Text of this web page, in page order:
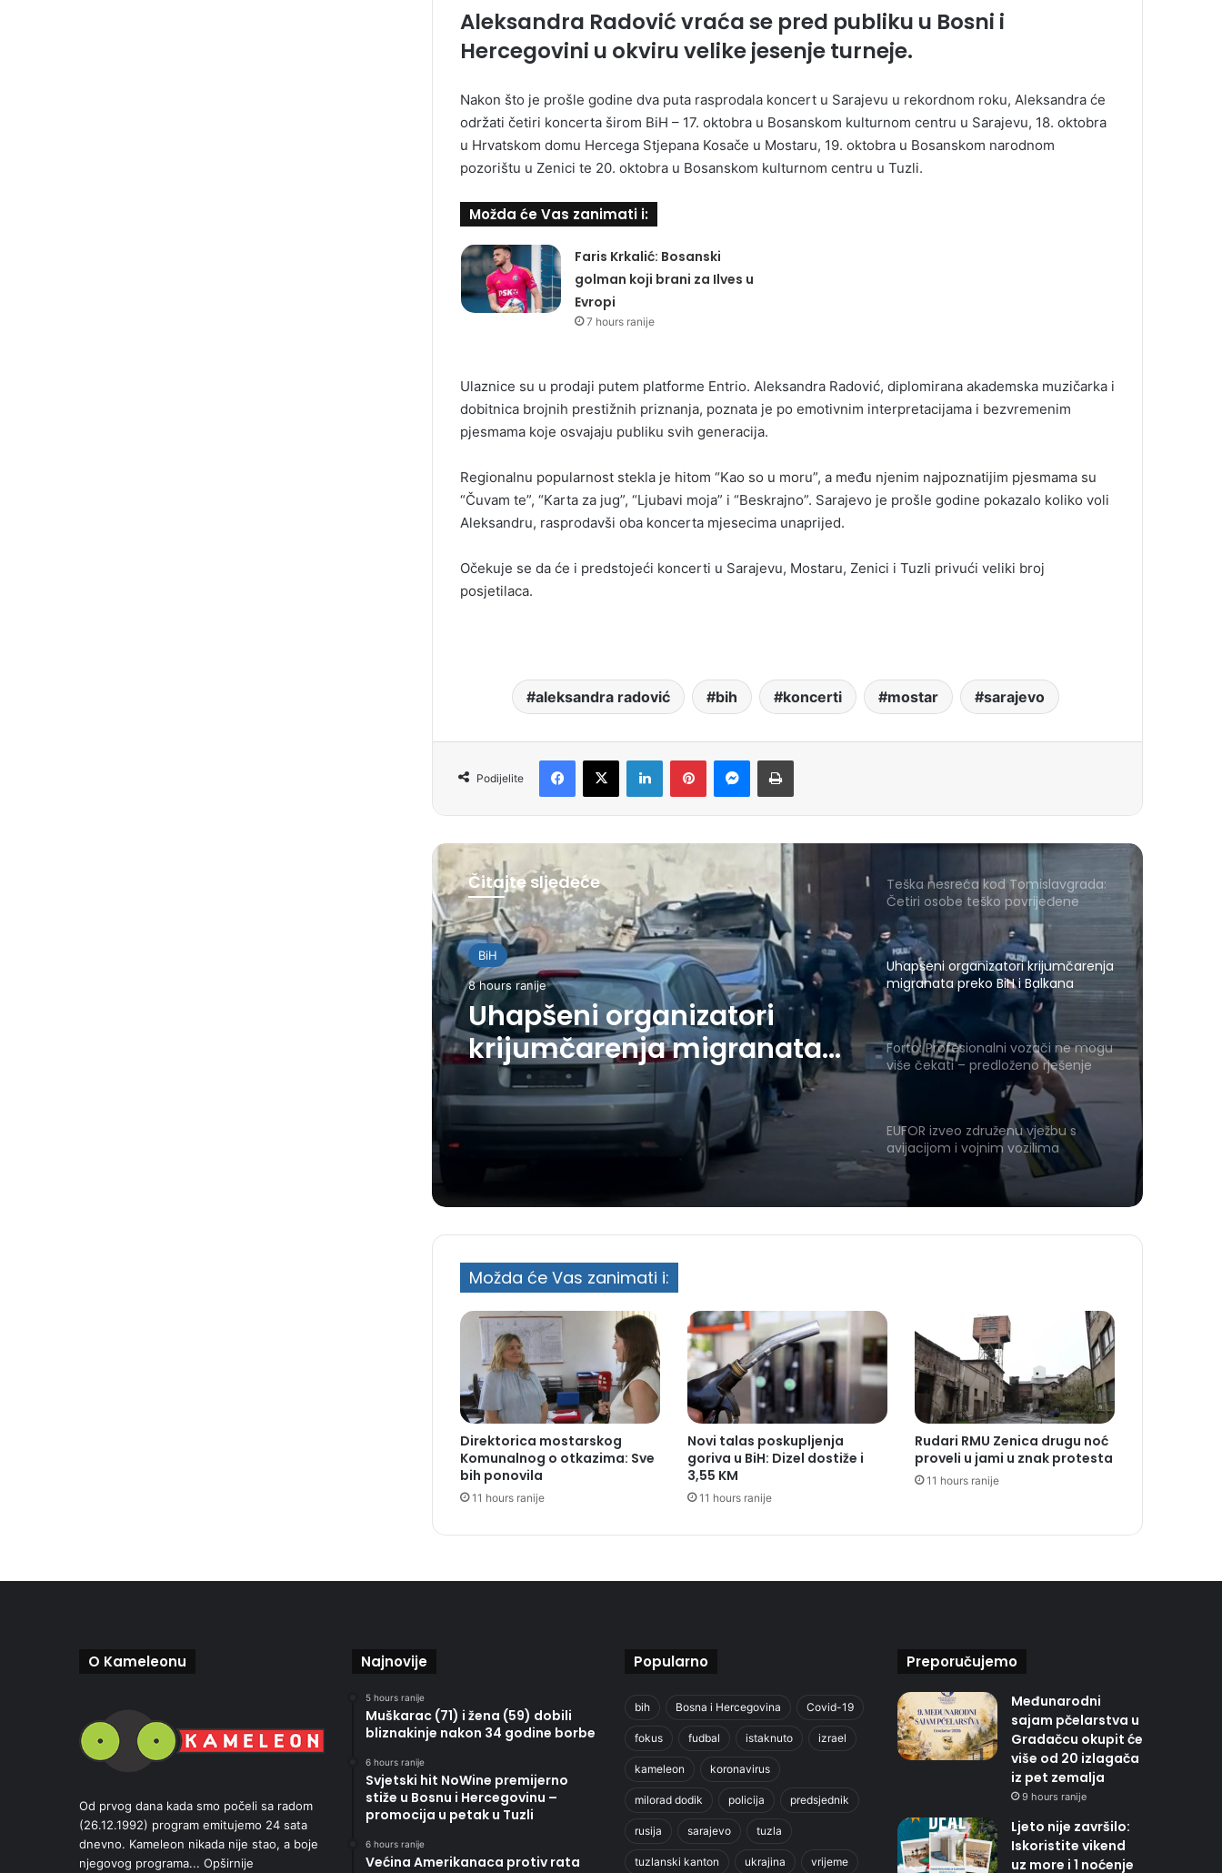
Aleksandra Radović vraća se pred publiku u Bosni i
Hercegovini u okviru velike jesenje turneje.
Nakon što je prošle godine dva puta rasprodala koncert u Sarajevu u rekordnom roku, Aleksandra će
održati četiri koncerta širom BiH – 17. oktobra u Bosanskom kulturnom centru u Sarajevu, 18. oktobra
u Hrvatskom domu Hercega Stjepana Kosače u Mostaru, 19. oktobra u Bosanskom narodnom
pozorištu u Zenici te 20. oktobra u Bosanskom kulturnom centru u Tuzli.
Možda će Vas zanimati i:
Faris Krkalić: Bosanski
golman koji brani za Ilves u
Evropi
7 hours ranije
Ulaznice su u prodaji putem platforme Entrio. Aleksandra Radović, diplomirana akademska muzičarka i
dobitnica brojnih prestižnih priznanja, poznata je po emotivnim interpretacijama i bezvremenim
pjesmama koje osvajaju publiku svih generacija.
Regionalnu popularnost stekla je hitom “Kao so u moru”, a među njenim najpoznatijim pjesmama su
“Čuvam te”, “Karta za jug”, “Ljubavi moja” i “Beskrajno”. Sarajevo je prošle godine pokazalo koliko voli
Aleksandru, rasprodavši oba koncerta mjesecima unaprijed.
Očekuje se da će i predstojeći koncerti u Sarajevu, Mostaru, Zenici i Tuzli privući veliki broj
posjetilaca.
aleksandra radović bih koncerti mostar sarajevo
Podijelite
Čitajte sljedeće
BiH
8 hours ranije
Uhapšeni organizatori
krijumčarenja migranata
preko BiH i Balkana
Teška nesreća kod Tomislavgrada:
Četiri osobe teško povrijeđene
Uhapšeni organizatori krijumčarenja
migranata preko BiH i Balkana
Forto: Profesionalni vozači ne mogu
više čekati – predloženo rješenje
EUFOR izveo združenu vježbu s
avijacijom i vojnim vozilima
Možda će Vas zanimati i:
Direktorica mostarskog
Komunalnog o otkazima: Sve
bih ponovila
11 hours ranije
Novi talas poskupljenja
goriva u BiH: Dizel dostiže i
3,55 KM
11 hours ranije
Rudari RMU Zenica drugu noć
proveli u jami u znak protesta
11 hours ranije
O Kameleonu
Od prvog dana kada smo počeli sa radom
(26.12.1992) program emitujemo 24 sata
dnevno. Kameleon nikada nije stao, a boje
njegovog programa... Opširnije
Najnovije
5 hours ranije
Muškarac (71) i žena (59) dobili
bliznakinje nakon 34 godine borbe
6 hours ranije
Svjetski hit NoWine premijerno
stiže u Bosnu i Hercegovinu –
promocija u petak u Tuzli
6 hours ranije
Većina Amerikanaca protiv rata
Popularno
bih Bosna i Hercegovina Covid-19
fokus fudbal istaknuto izrael
kameleon koronavirus
milorad dodik policija predsjednik
rusija sarajevo tuzla
tuzlanski kanton ukrajina vrijeme
Preporučujemo
Međunarodni
sajam pčelarstva u
Gradačcu okupit će
više od 20 izlagača
iz pet zemalja
9 hours ranije
Ljeto nije završilo:
Iskoristite vikend
uz more i 1 noćenje